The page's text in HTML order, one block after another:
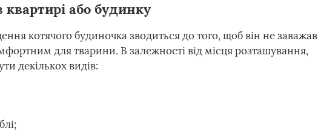
або будинку
котячого будиночка зводиться до того, щоб він не заважав
для тварини. В залежності від місця розташування,
декількох видів: